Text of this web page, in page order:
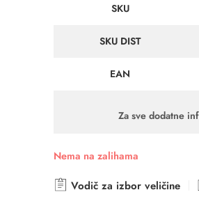
SKU
SKU DIST
EAN
Za sve dodatne
Nema na zalihama
Vodič za izbor veličine